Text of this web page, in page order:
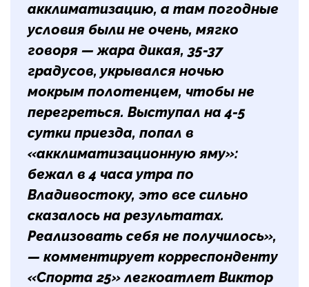
акклиматизацию, а там погодные
условия были не очень, мягко
говоря — жара дикая, 35-37
градусов, укрывался ночью
мокрым полотенцем, чтобы не
перегреться. Выступал на 4-5
сутки приезда, попал в
«акклиматизационную яму»:
бежал в 4 часа утра по
Владивостоку, это все сильно
сказалось на результатах.
Реализовать себя не получилось»,
— комментирует корреспонденту
«Спорта 25» легкоатлет Виктор